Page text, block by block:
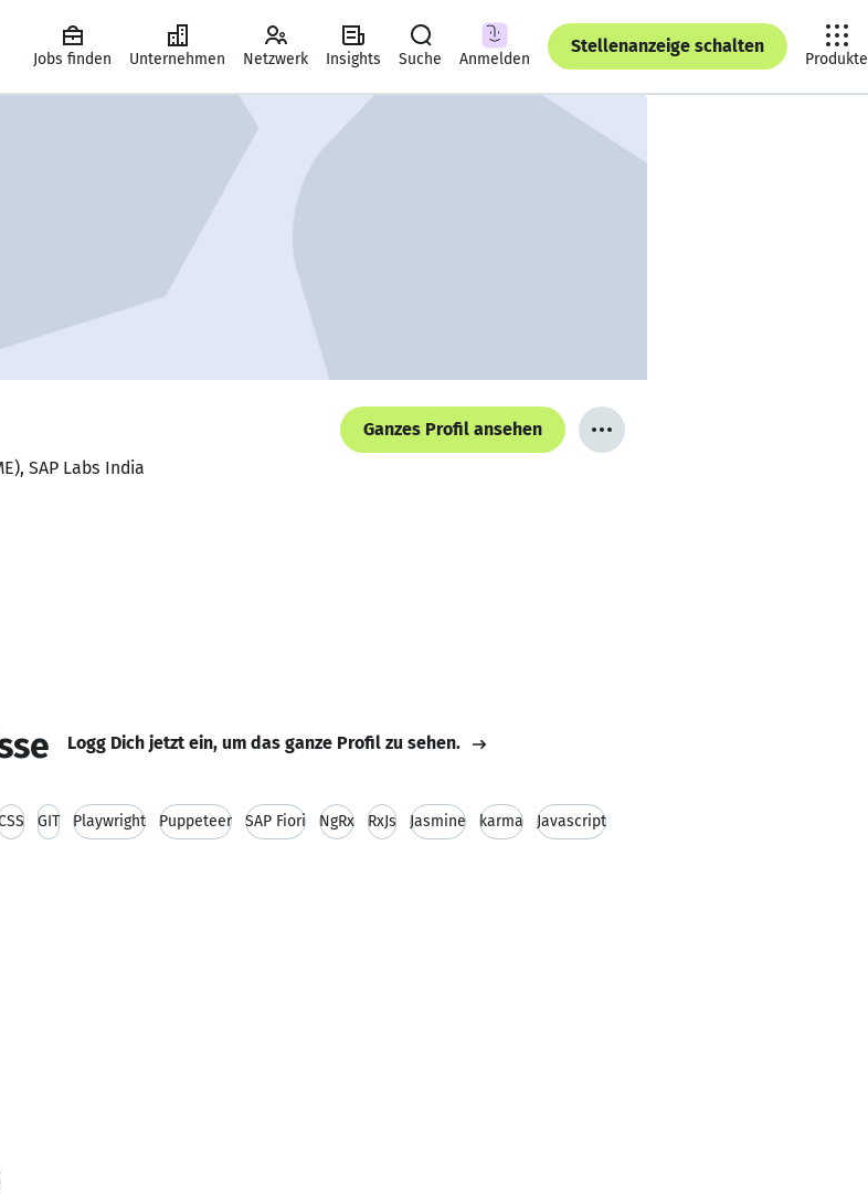
Jobs finden Unternehmen Netzwerk Insights Suche Anmelden
Stellenanzeige schalten
Produkte
Ganzes Profil ansehen
SAP Labs India
Logg Dich jetzt ein, um das ganze Profil zu sehen.
GIT Playwright Puppeteer SAP Fiori NgRx RxJs Jasmine karma Javascript